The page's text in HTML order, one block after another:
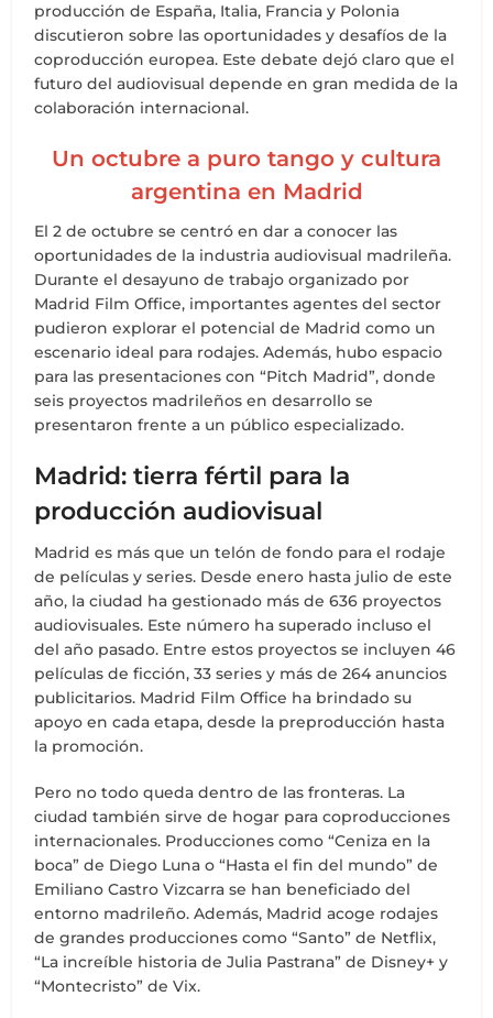
producción de España, Italia, Francia y Polonia
discutieron sobre las oportunidades y desafíos de la
coproducción europea. Este debate dejó claro que el
futuro del audiovisual depende en gran medida de la
colaboración internacional.
Un octubre a puro tango y cultura
argentina en Madrid
El 2 de octubre se centró en dar a conocer las
oportunidades de la industria audiovisual madrileña.
Durante el desayuno de trabajo organizado por
Madrid Film Office, importantes agentes del sector
pudieron explorar el potencial de Madrid como un
escenario ideal para rodajes. Además, hubo espacio
para las presentaciones con “Pitch Madrid”, donde
seis proyectos madrileños en desarrollo se
presentaron frente a un público especializado.
Madrid: tierra fértil para la
producción audiovisual
Madrid es más que un telón de fondo para el rodaje
de películas y series. Desde enero hasta julio de este
año, la ciudad ha gestionado más de 636 proyectos
audiovisuales. Este número ha superado incluso el
del año pasado. Entre estos proyectos se incluyen 46
películas de ficción, 33 series y más de 264 anuncios
publicitarios. Madrid Film Office ha brindado su
apoyo en cada etapa, desde la preproducción hasta
la promoción.
Pero no todo queda dentro de las fronteras. La
ciudad también sirve de hogar para coproducciones
internacionales. Producciones como “Ceniza en la
boca” de Diego Luna o “Hasta el fin del mundo” de
Emiliano Castro Vizcarra se han beneficiado del
entorno madrileño. Además, Madrid acoge rodajes
de grandes producciones como “Santo” de Netflix,
“La increíble historia de Julia Pastrana” de Disney+ y
“Montecristo” de Vix.